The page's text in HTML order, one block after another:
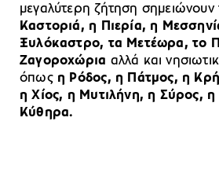
μεγαλύτερη ζήτηση σημειώνουν
Καστοριά, η Πιερία, η
Ξυλόκαστρο, τα Μετέωρα, το
Ζαγοροχώρια αλλά και
όπωςη Ρόδος, η Πάτμος, η
η Χίος, η Μυτιλήνη, η Σύρος,
Κύθηρα.